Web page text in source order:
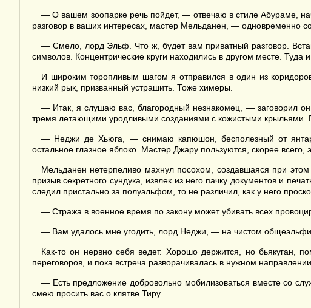
— О вашем зоопарке речь пойдет, — отвечаю в стиле Абураме,
разговор в ваших интересах, мастер Мельданен, — одновременно
— Смело, лорд Эльф. Что ж, будет вам приватный разговор.
символов. Концентрические круги находились в другом месте. Туда
И широким торопливым шагом я отправился в один из
низкий рык, призванный устрашить. Тоже химеры.
— Итак, я слушаю вас, благородный незнакомец, — заговорил
тремя летающими уродливыми созданиями с кожистыми крыльями.
— Неджи де Хьюга, — снимаю капюшон, бесполезный от
остальное глазное яблоко. Мастер Джару пользуются, скорее
Мельданен нетерпеливо махнул посохом, создавшаяся при
призыв секретного сундука, извлек из него пачку документов и
следил пристально за полуэльфом, то не различил, как у него
— Стража в военное время по закону может убивать всех
— Вам удалось мне угодить, лорд Неджи, — на чистом
Как-то он нервно себя ведет. Хорошо держится, но
переговоров, и пока встреча разворачивалась в нужном
— Есть предложение добровольно мобилизоваться вместе со
смею просить вас о клятве Тиру.